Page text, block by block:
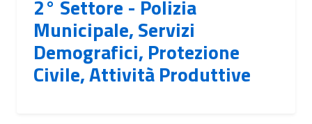
2° Settore - Polizia
Municipale, Servizi
Demografici, Protezione
Civile, Attività Produttive